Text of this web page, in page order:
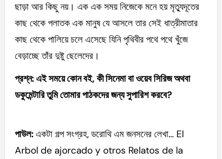
ছাড়া আর কিছু নয়। এক এক সময় নিজেকে মনে হয় মৃত্যুদূতের
কাছ থেকে পলাতক এক মানুষ যে আসলে তার সেই ধাত্রীমাতার
কাছ থেকে পালিয়ে চলে এসেছে যিনি পৃথিবীর পথে পথে খুঁজে
বেড়াচ্ছে তাঁর দুষ্টু ছেলেদের।
প্রশ্ন: এই সময়ে কোন বই, কী সিনেমা বা ওয়েব সিরিজ অথবা
ডকুমেন্টারি তুমি তোমার পাঠকদের জন্য সুপারিশ করবে?
পাউল: একটা গল্প সংগ্রহ, ডরোথি এম জনসনের লেখা… El
Arbol de ajorcado y otros Relatos de la